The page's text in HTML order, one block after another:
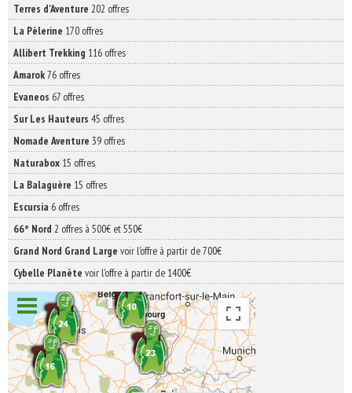
Terres d'Aventure 202 offres
La Pèlerine 170 offres
Allibert Trekking 116 offres
Amarok76 offres
Evaneos 67 offres
Sur Les Hauteurs 45 offres
Nomade Aventure 39 offres
Naturabox 15 offres
La Balaguère 15 offres
Escursia 6 offres
66° Nord 2 offres à 500€ et 550€
Grand Nord Grand Large voir l'offre à partir de 700€
Cybelle Planète voir l'offre à partir de 1400€